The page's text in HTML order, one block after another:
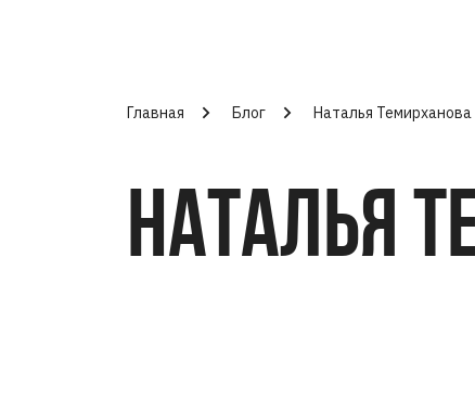
Главная Блог Наталья Темирханова
НАТАЛЬЯ